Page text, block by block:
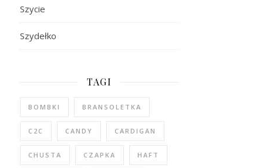
Szycie
Szydełko
TAGI
BOMBKI BRANSOLETKA
C2C CANDY CARDIGAN
CHUSTA CZAPKA HAFT